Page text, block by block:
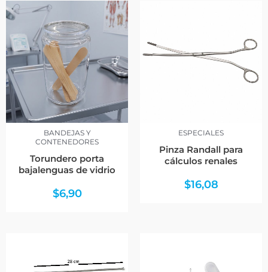
BANDEJAS Y
CONTENEDORES
Torundero porta
bajalenguas de vidrio
$6,90
ESPECIALES
Pinza Randall para
cálculos renales
$16,08